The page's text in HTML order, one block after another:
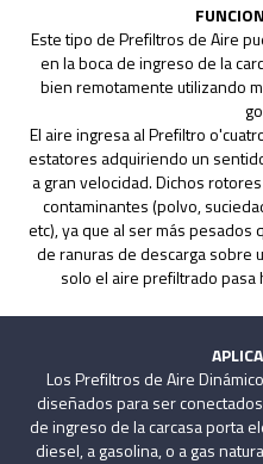
Este tipo de Prefiltros de Aire
en la boca de ingreso de la
bien remotamente utilizando
El aire ingresa al Prefiltro
estatores adquiriendo un
a gran velocidad. Dichos
contaminantes (polvo,
etc), ya que al ser más pesados
de ranuras de descarga sobre
solo el aire prefiltrado
Los Prefiltros de Aire
diseñados para ser
de ingreso de la carcasa porta
diesel, a gasolina, o a gas